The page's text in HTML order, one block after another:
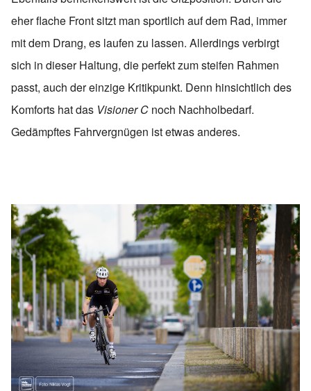
eher flache Front sitzt man sportlich auf dem Rad, immer
mit dem Drang, es laufen zu lassen. Allerdings verbirgt
sich in dieser Haltung, die perfekt zum steifen Rahmen
passt, auch der einzige Kritikpunkt. Denn hinsichtlich des
Komforts hat das Visioner C noch Nachholbedarf.
Gedämpftes Fahrvergnügen ist etwas anderes.